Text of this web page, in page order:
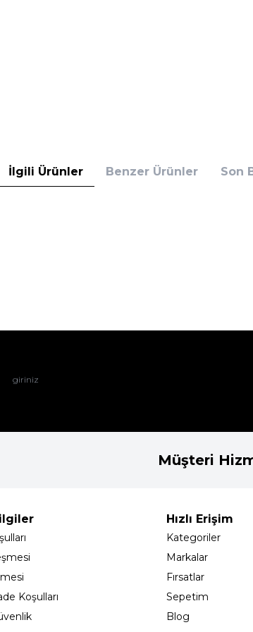
İlgili Ürünler Benzer Ürünler Son
Müşteri
Koşulları
Hızlı Erişim
Kategoriler
Markalar
Fırsatlar
Sepetim
Blog